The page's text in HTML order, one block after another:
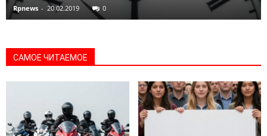
Rpnews - 20.02.2019 0
САМОЕ ЧИТАЕМОЕ